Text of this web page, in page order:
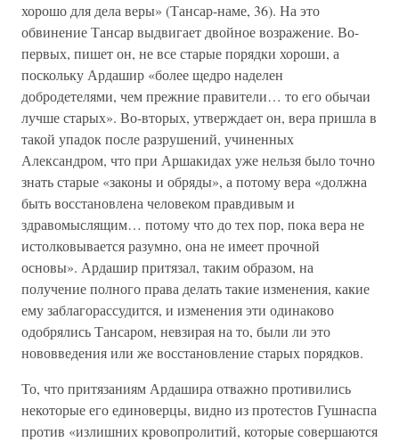
хорошо для дела веры» (Тансар-наме, 36). На это
обвинение Тансар выдвигает двойное возражение. Во-
первых, пишет он, не все старые порядки хороши, а
поскольку Ардашир «более щедро наделен
добродетелями, чем прежние правители… то его обычаи
лучше старых». Во-вторых, утверждает он, вера пришла в
такой упадок после разрушений, учиненных
Александром, что при Аршакидах уже нельзя было точно
знать старые «законы и обряды», а потому вера «должна
быть восстановлена человеком правдивым и
здравомыслящим… потому что до тех пор, пока вера не
истолковывается разумно, она не имеет прочной
основы». Ардашир притязал, таким образом, на
получение полного права делать такие изменения, какие
ему заблагорассудится, и изменения эти одинаково
одобрялись Тансаром, невзирая на то, были ли это
нововведения или же восстановление старых порядков.
То, что притязаниям Ардашира отважно противились
некоторые его единоверцы, видно из протестов Гушнаспа
против «излишних кровопролитий, которые совершаются